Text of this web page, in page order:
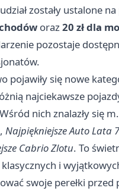
zostały ustalone
oraz20 zł dla
pozostaje
pojawiły się nowe
najciekawsze
nich znalazły się
, Najpiękniejsze Auto Lata
Cabrio Zlotu. To
klasycznych i
swoje perełki przed